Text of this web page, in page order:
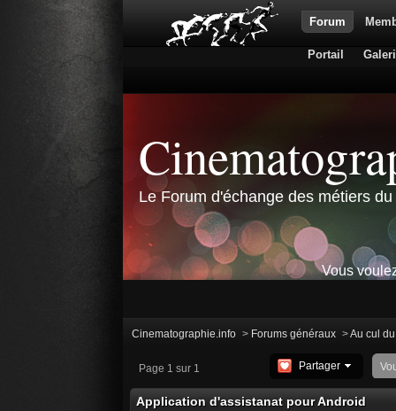
Forum
Portail
Le Forum d'échange des métiers
Vous
Cinematographie.info > Forums généraux >Au cul
Page 1 sur 1 Partager
Application d'assistanat pour Android